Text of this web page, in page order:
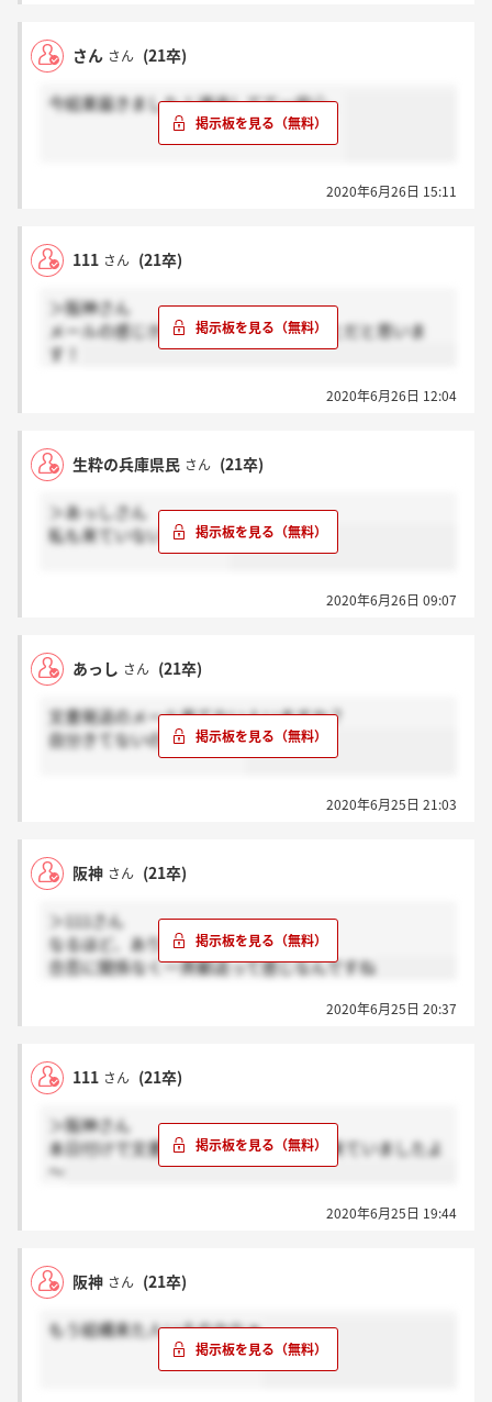
さん さん (21卒)
今結果届きました！通過してて一安心。
2020年6月26日 15:11
111 さん (21卒)
＞阪神さん
メールの感じからすると、そういうことだと思いま
す！
2020年6月26日 12:04
生粋の兵庫県民 さん (21卒)
＞あっしさん
私も来ていないです…！
2020年6月26日 09:07
あっし さん (21卒)
文書発送のメール来てない人いますか？
自分きてないのですが、、
2020年6月25日 21:03
阪神 さん (21卒)
＞111さん
なるほど、ありがとうございます！
合否に関係なく一斉郵送って感じなんですね
2020年6月25日 20:37
111 さん (21卒)
＞阪神さん
本日付けで文書を発送したとメールが来ていましたよ
～
2020年6月25日 19:44
阪神 さん (21卒)
もう結構来た人いるのかなぁ